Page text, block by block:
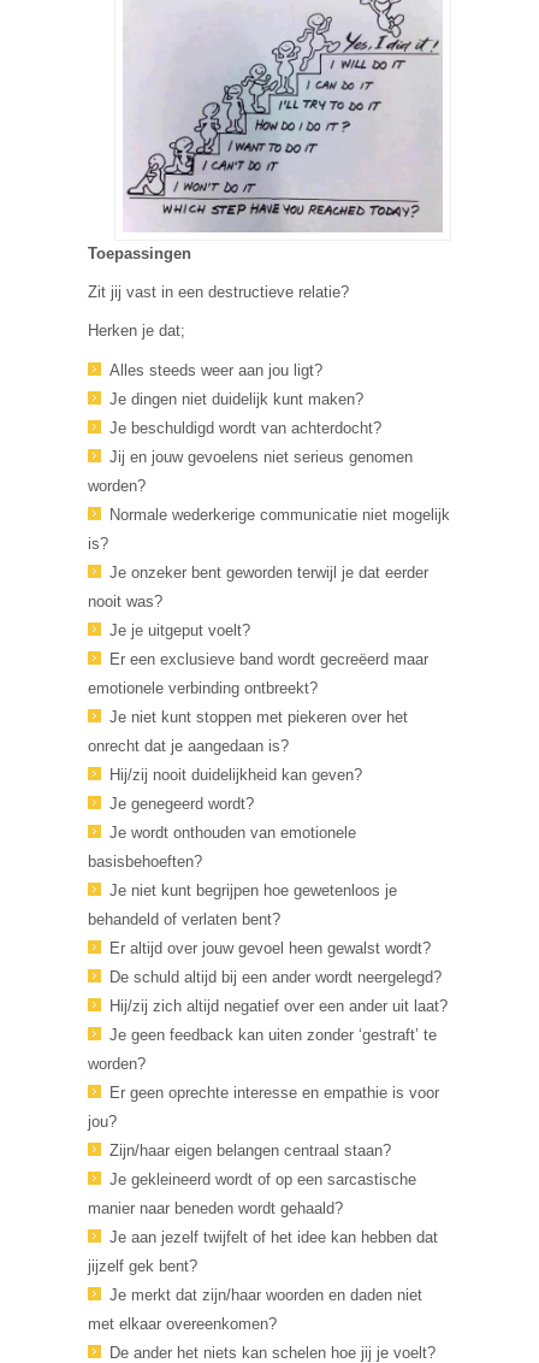
Toepassingen
Zit jij vast in een destructieve relatie?
Herken je dat;
Alles steeds weer aan jou ligt?
Je dingen niet duidelijk kunt maken?
Je beschuldigd wordt van achterdocht?
Jij en jouw gevoelens niet serieus genomen
worden?
Normale wederkerige communicatie niet mogelijk
is?
Je onzeker bent geworden terwijl je dat eerder
nooit was?
Je je uitgeput voelt?
Er een exclusieve band wordt gecreëerd maar
emotionele verbinding ontbreekt?
Je niet kunt stoppen met piekeren over het
onrecht dat je aangedaan is?
Hij/zij nooit duidelijkheid kan geven?
Je genegeerd wordt?
Je wordt onthouden van emotionele
basisbehoeften?
Je niet kunt begrijpen hoe gewetenloos je
behandeld of verlaten bent?
Er altijd over jouw gevoel heen gewalst wordt?
De schuld altijd bij een ander wordt neergelegd?
Hij/zij zich altijd negatief over een ander uit laat?
Je geen feedback kan uiten zonder ‘gestraft’ te
worden?
Er geen oprechte interesse en empathie is voor
jou?
Zijn/haar eigen belangen centraal staan?
Je gekleineerd wordt of op een sarcastische
manier naar beneden wordt gehaald?
Je aan jezelf twijfelt of het idee kan hebben dat
jijzelf gek bent?
Je merkt dat zijn/haar woorden en daden niet
met elkaar overeenkomen?
De ander het niets kan schelen hoe jij je voelt?